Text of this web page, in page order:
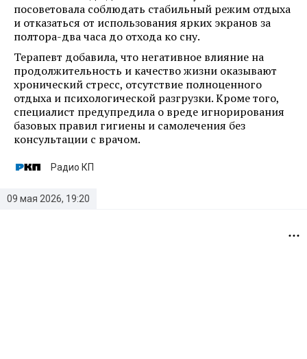
посоветовала соблюдать стабильный режим отдыха
и отказаться от использования ярких экранов за
полтора-два часа до отхода ко сну.
Терапевт добавила, что негативное влияние на
продолжительность и качество жизни оказывают
хронический стресс, отсутствие полноценного
отдыха и психологической разгрузки. Кроме того,
специалист предупредила о вреде игнорирования
базовых правил гигиены и самолечения без
консультации с врачом.
09 мая 2026, 19:20
Радио КП